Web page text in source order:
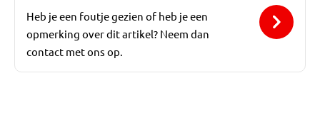
Heb je een foutje gezien of heb je een
opmerking over dit artikel? Neem dan
contact met ons op.